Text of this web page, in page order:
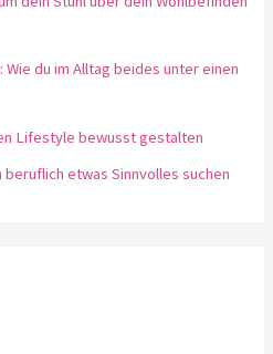
du im Alltag beides unter einen
Lifestyle bewusst gestalten
beruflich etwas Sinnvolles suchen